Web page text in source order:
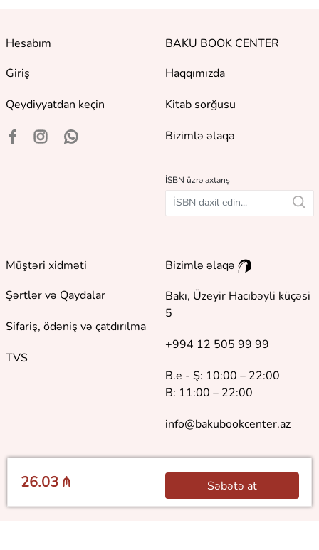
26.03 ₼ Səbətə at
Hesabım
Giriş
Qeydiyyatdan keçin
BAKU BOOK CENTER
Haqqımızda
Kitab sorğusu
Bizimlə əlaqə
İSBN üzrə axtarış
Müştəri xidməti
Şərtlər və Qaydalar
Sifariş, ödəniş və çatdırılma
TVS
Bizimlə əlaqə
Bakı, Üzeyir Hacıbəyli küçəsi
5
+994 12 505 99 99
B.e - Ş: 10:00 – 22:00
B: 11:00 – 22:00
info@bakubookcenter.az